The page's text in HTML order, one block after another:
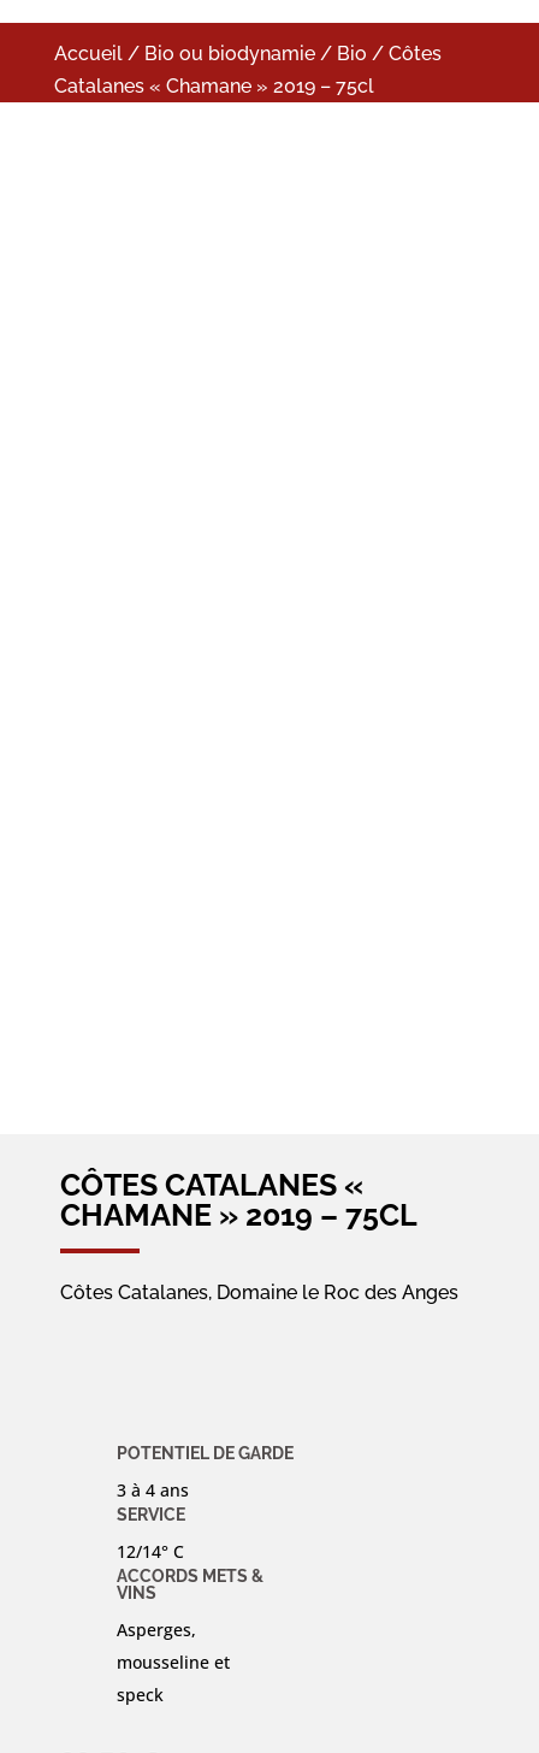
Accueil/ Bio ou biodynamie/ Bio / Côtes
Catalanes « Chamane » 2019 – 75cl
CÔTES CATALANES «
CHAMANE » 2019 – 75CL
Côtes Catalanes, Domaine le Roc des Anges
POTENTIEL DE GARDE
3 à 4 ans
SERVICE
12/14° C
ACCORDS METS &
VINS
Asperges,
mousseline et
speck